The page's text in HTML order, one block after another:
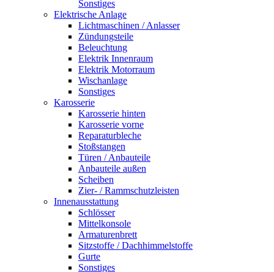
Sonstiges
Elektrische Anlage
Lichtmaschinen / Anlasser
Zündungsteile
Beleuchtung
Elektrik Innenraum
Elektrik Motorraum
Wischanlage
Sonstiges
Karosserie
Karosserie hinten
Karosserie vorne
Reparaturbleche
Stoßstangen
Türen / Anbauteile
Anbauteile außen
Scheiben
Zier- / Rammschutzleisten
Innenausstattung
Schlösser
Mittelkonsole
Armaturenbrett
Sitzstoffe / Dachhimmelstoffe
Gurte
Sonstiges